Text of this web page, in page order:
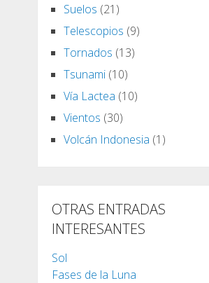
Suelos (21)
Telescopios (9)
Tornados (13)
Tsunami(10)
Vía Lactea (10)
Vientos (30)
Volcán Indonesia (1)
OTRAS ENTRADAS
INTERESANTES
Sol
Fases de la Luna